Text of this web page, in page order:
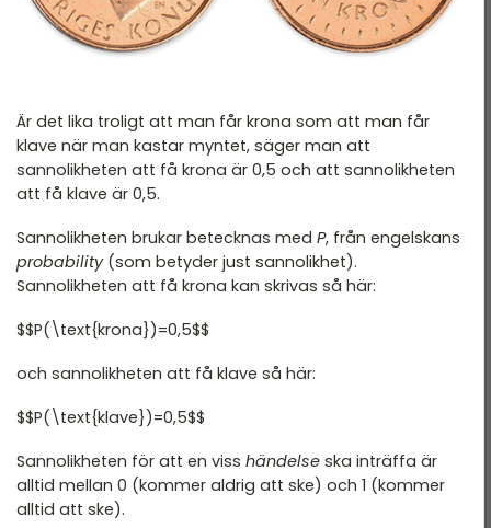
Är det lika troligt att man får krona som att man får
klave när man kastar myntet, säger man att
sannolikheten att få krona är 0,5 och att sannolikheten
att få klave är 0,5.
Sannolikheten brukar betecknas med P, från engelskans
probability(som betyder just sannolikhet).
Sannolikheten att få krona kan skrivas så här:
$$P(\text{krona})=0,5$$
och sannolikheten att få klave så här:
$$P(\text{klave})=0,5$$
Sannolikheten för att en viss händelse ska inträffa är
alltid mellan 0 (kommer aldrig att ske) och 1 (kommer
alltid att ske).